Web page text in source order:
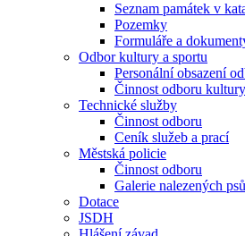
Seznam památek v
Pozemky
Formuláře a
Odbor kultury a sportu
Personální obsazení
Činnost odboru
Technické služby
Činnost odboru
Ceník služeb a prací
Městská policie
Činnost odboru
Galerie nalezených psů
Dotace
JSDH